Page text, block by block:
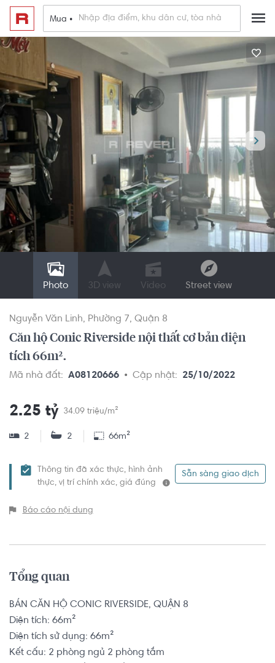
Mua •
Photo 3D view Video Street view
Nguyễn Văn Linh Phường 7 Quận 8
Căn hộ Conic Riverside nội thất cơ bản diện
tích 66m².
Mã nhà đất: A08120666 Cập nhật: 25/10/2022
2.25 tỷ 34.09 triệu/m²
2 2 66m²
Thông tin đã xác thực, hình ảnh
thực, vị trí chính xác, giá đúng
Sẵn sàng giao dịch
Báo cáo nội dung
Tổng quan
BÁN CĂN HỘ CONIC RIVERSIDE, QUẬN 8
Diện tích: 66m²
Diện tích sử dụng: 66m²
Kết cấu: 2 phòng ngủ 2 phòng tắm